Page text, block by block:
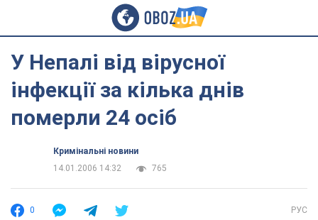
У Непалі від вірусної
інфекції за кілька днів
померли 24 осіб
Кримінальні новини
14.01.2006 14:32
765
0 РУС